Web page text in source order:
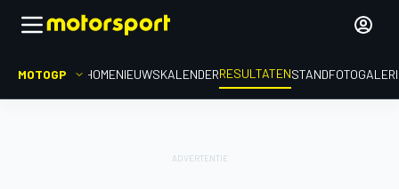
MOTOGP HOMENIEUWSKALENDERRESULTATENSTAND